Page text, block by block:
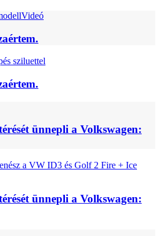
Videó
ünnepli a Volkswagen:
ünnepli a Volkswagen: